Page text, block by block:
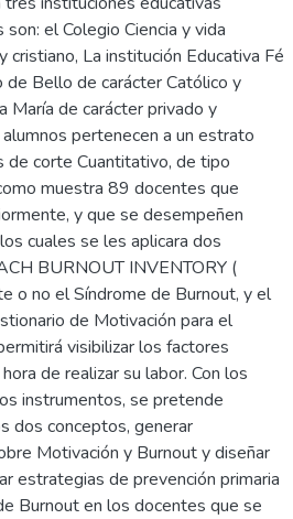
el Colegio Ciencia y vida
La institución Educativa Fé
de Bello de carácter Católico y
María de carácter privado y
pertenecen a un estrato
de corte Cuantitativo, de tipo
muestra 89 docentes que
y que se desempeñen
cuales se les aplicara dos
BURNOUT INVENTORY (
o no el Síndrome de Burnout, y el
de Motivación para el
visibilizar los factores
de realizar su labor. Con los
instrumentos, se pretende
dos conceptos, generar
Motivación y Burnout y diseñar
estrategias de prevención primaria
Burnout en los docentes que se